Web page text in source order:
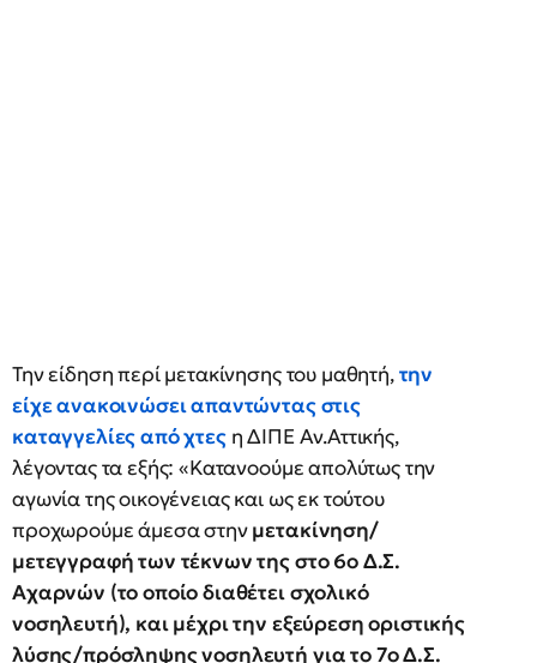
Την είδηση περί μετακίνησης του μαθητή,την
είχε ανακοινώσει απαντώντας στις
καταγγελίες από χτες η ΔΙΠΕ Αν.Αττικής,
λέγοντας τα εξής: «Κατανοούμε απολύτως την
αγωνία της οικογένειας και ως εκ τούτου
προχωρούμε άμεσα στηνμετακίνηση/
μετεγγραφή των τέκνων της στο 6ο Δ.Σ.
Αχαρνών (το οποίο διαθέτει σχολικό
νοσηλευτή), και μέχρι την εξεύρεση οριστικής
λύσης/πρόσληψης νοσηλευτή για το 7ο Δ.Σ.